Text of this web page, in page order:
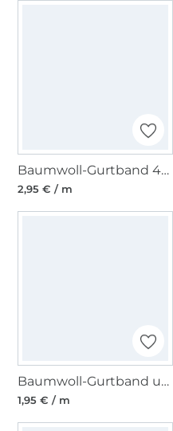
Baumwoll-Gurtband 40 mm, schwarz
2,95 € / m
Baumwoll-Gurtband uni beige 38 mm
1,95 € / m